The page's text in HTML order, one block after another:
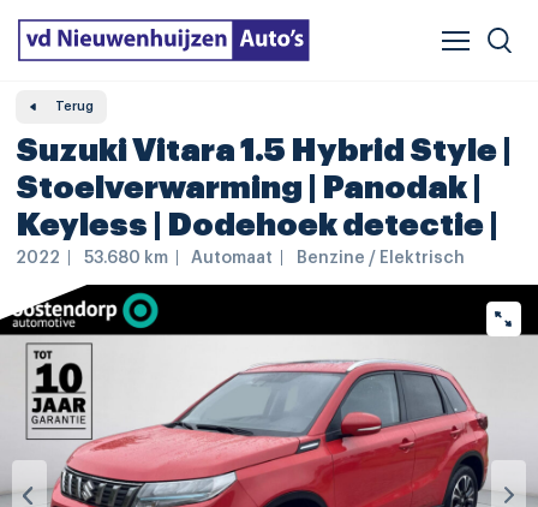
Leasing
Terug
Suzuki Vitara 1.5 Hybrid Style |
Stoelverwarming | Panodak |
Keyless | Dodehoek detectie |
2022 53.680 km Automaat Benzine / Elektrisch